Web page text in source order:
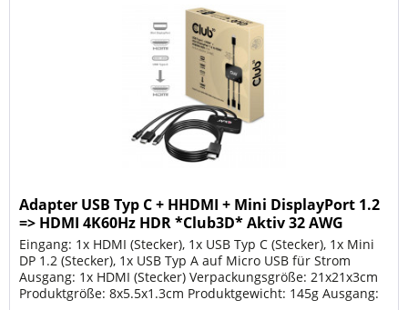
Adapter USB Typ C + HHDMI + Mini DisplayPort 1.2
=> HDMI 4K60Hz HDR *Club3D* Aktiv 32 AWG
Eingang: 1x HDMI (Stecker), 1x USB Typ C (Stecker), 1x Mini
DP 1.2 (Stecker), 1x USB Typ A auf Micro USB für Strom
Ausgang: 1x HDMI (Stecker) Verpackungsgröße: 21x21x3cm
Produktgröße: 8x5.5x1.3cm Produktgewicht: 145g Ausgang: